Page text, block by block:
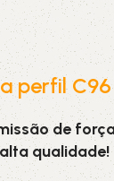
perfil
de
qualidade!